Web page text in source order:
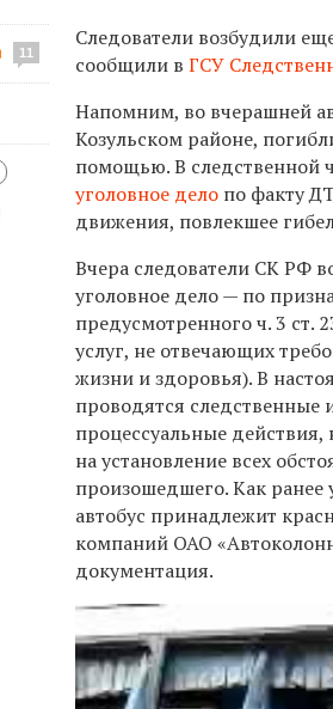
11
Следователи возбудили
сообщили вГСУ
Напомним, во вчерашней
Козульском районе,
помощью. В следственной
уголовное дело по факту
движения, повлекшее
Вчера следователи СК РФ
уголовное дело — по
предусмотренного ч. 3 ст.
услуг, не отвечающих
жизни и здоровья). В
проводятся следственные
процессуальные
на установление всех
произошедшего. Как ранее
автобус принадлежит
компаний ОАО
документация.